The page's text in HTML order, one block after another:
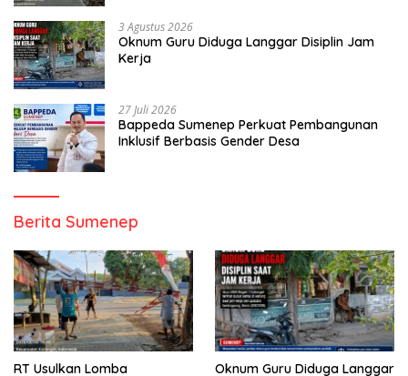
3 Agustus 2026
Oknum Guru Diduga Langgar Disiplin Jam
Kerja
27 Juli 2026
Bappeda Sumenep Perkuat Pembangunan
Inklusif Berbasis Gender Desa
Berita Sumenep
RT Usulkan Lomba
Oknum Guru Diduga Langgar